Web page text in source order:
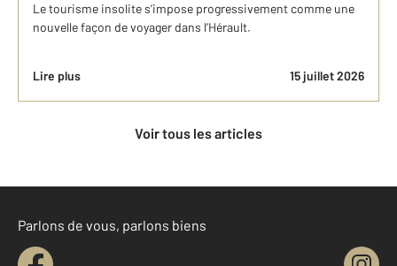
Le tourisme insolite s’impose progressivement comme une
nouvelle façon de voyager dans l’Hérault.
Lire plus 15 juillet 2026
Voir tous les articles
Parlons de vous, parlons biens